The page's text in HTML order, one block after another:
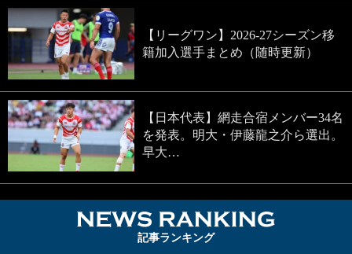
【リーグワン】2026-27シーズン移
籍加入選手まとめ（随時更新）
【日本代表】網走合宿メンバー34名
を発表。明大・伊藤龍之介ら選出。
早大…
記事ランキング